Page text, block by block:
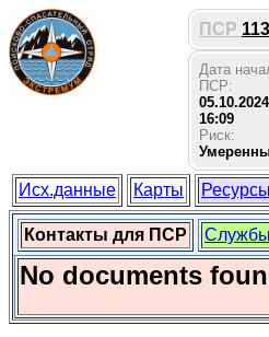
ПСР
Дата
ПСР:
05.10.2024
16:09
Риск:
Исх.данные Карты Ресурсы
Контакты для ПСР Службы
No documents